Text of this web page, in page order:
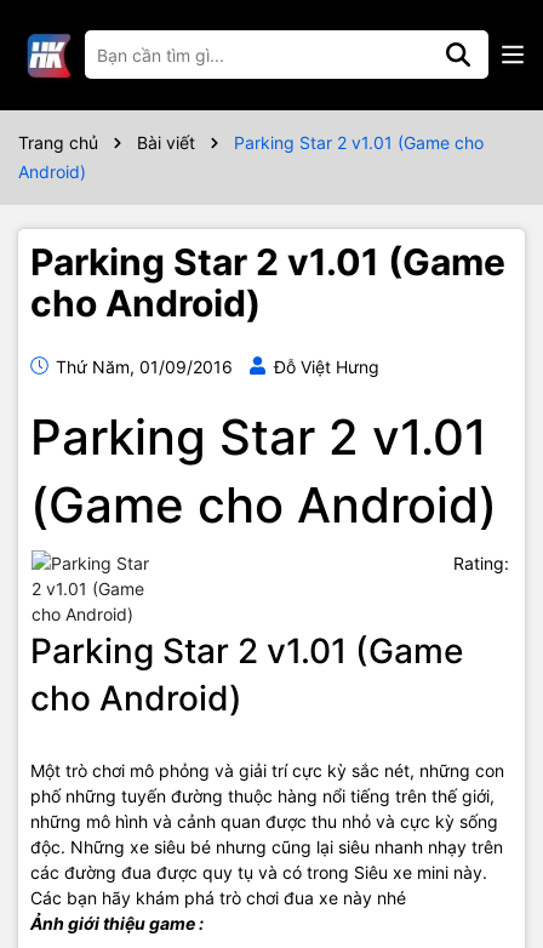
Trang chủ Bài viết
Parking Star 2 v1.01 (Game cho
Android)
Parking Star 2 v1.01 (Game
cho Android)
Thứ Năm, 01/09/2016 Đỗ Việt Hưng
Parking Star 2 v1.01
(Game cho Android)
Rating:
Parking Star 2 v1.01 (Game
cho Android)
Một trò chơi mô phỏng và giải trí cực kỳ sắc nét, những con
phố những tuyến đường thuộc hàng nổi tiếng trên thế giới,
những mô hình và cảnh quan được thu nhỏ và cực kỳ sống
độc. Những xe siêu bé nhưng cũng lại siêu nhanh nhạy trên
các đường đua được quy tụ và có trong Siêu xe mini này.
Các bạn hãy khám phá trò chơi đua xe này nhé
Ảnh giới thiệu game :